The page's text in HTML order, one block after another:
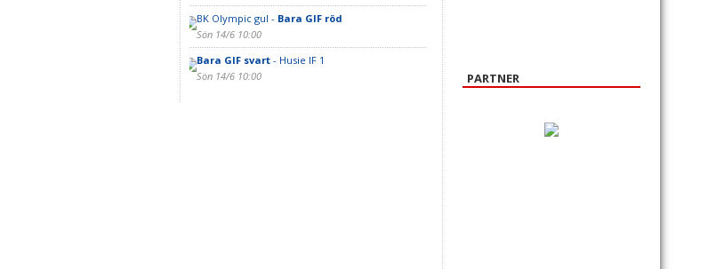
BK Olympic gul - Bara GIF röd
Sön 14/6 10:00
Bara GIF svart- Husie IF 1
Sön 14/6 10:00
PARTNER